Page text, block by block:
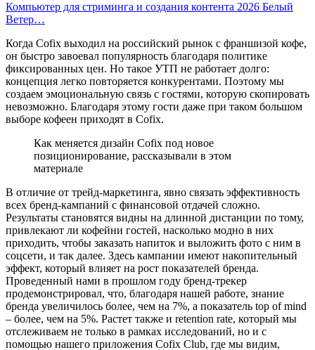
Компьютер для стриминга и создания контента 2026 Белый
Ветер…
Когда Cofix выходил на российский рынок с франшизой кофе,
он быстро завоевал популярность благодаря политике
фиксированных цен. Но такое УТП не работает долго:
концепция легко повторяется конкурентами. Поэтому мы
создаем эмоциональную связь с гостями, которую скопировать
невозможно. Благодаря этому гости даже при таком большом
выборе кофеен приходят в Cofix.
Как меняется дизайн Cofix под новое
позиционирование, рассказывали в этом
материале
В отличие от трейд-маркетинга, явно связать эффективность
всех бренд-кампаний с финансовой отдачей сложно.
Результаты становятся видны на длинной дистанции по тому,
привлекают ли кофейни гостей, насколько модно в них
приходить, чтобы заказать напиток и выложить фото с ним в
соцсети, и так далее. Здесь кампании имеют накопительный
эффект, который влияет на рост показателей бренда.
Проведенный нами в прошлом году бренд-трекер
продемонстрировал, что, благодаря нашей работе, знание
бренда увеличилось более, чем на 7%, а показатель top of mind
– более, чем на 5%. Растет также и retention rate, который мы
отслеживаем не только в рамках исследований, но и с
помощью нашего приложения Cofix Club, где мы видим,